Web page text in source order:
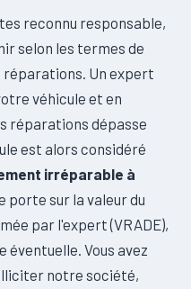
reconnu responsable,
selon les termes de
Un expert
véhicule et en
réparations dépasse
est alors considéré
irréparable à
porte sur la valeur du
par l'expert (VRADE),
Vous avez
notre société,